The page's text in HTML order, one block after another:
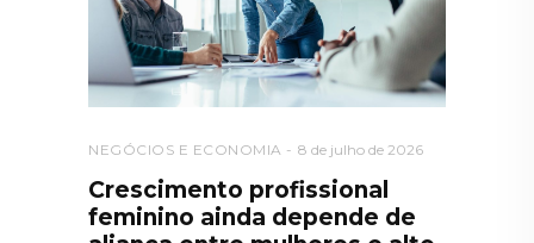
NEGÓCIOS E ECONOMIA 8 de julho de 2026
Crescimento profissional
feminino ainda depende de